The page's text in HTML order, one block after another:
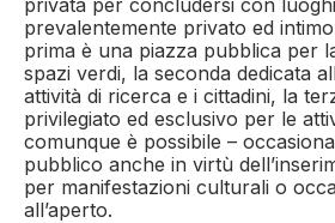
privata per concludersi con
prevalentemente privato ed
prima è una piazza pubblica per
spazi verdi, la seconda dedicata
attività di ricerca e i cittadini, la
privilegiato ed esclusivo per le
comunque è possibile –
pubblico anche in virtù
per manifestazioni culturali o
all’aperto.